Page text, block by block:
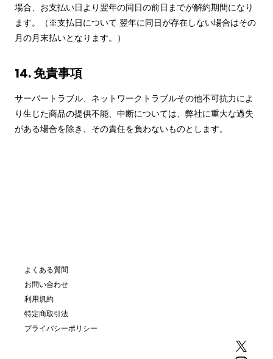
場合、お支払い日より翌年の同日の前日までが解約期間になり
ます。（※支払日について 翌年に同日が存在しない場合はその
月の月末払いとなります。）
14. 免責事項
サーバートラブル、ネットワークトラブルその他不可抗力によ
り生じた商品の提供不能、中断については、弊社に重大な過失
がある場合を除き、その責任を負わないものとします。